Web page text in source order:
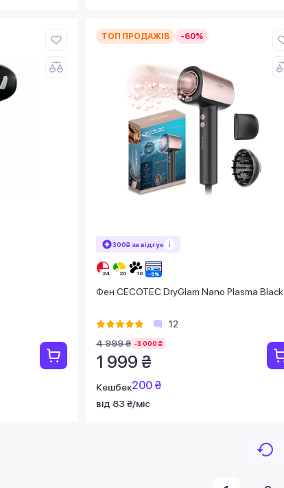
ТОП ПРОДАЖІВ -60%
300₴ за відгук
Фен CECOTEC DryGlam Nano Plasma Black
12
4 999 ₴ -3 000 ₴
1 999 ₴
Кешбек200 ₴
від 83 ₴/міс